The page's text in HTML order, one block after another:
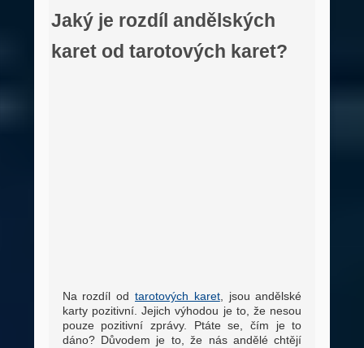
Jaký je rozdíl andělských
karet od tarotových karet?
Na rozdíl od tarotových karet, jsou andělské
karty pozitivní. Jejich výhodou je to, že nesou
pouze pozitivní zprávy. Ptáte se, čím je to
dáno? Důvodem je to, že nás andělé chtějí